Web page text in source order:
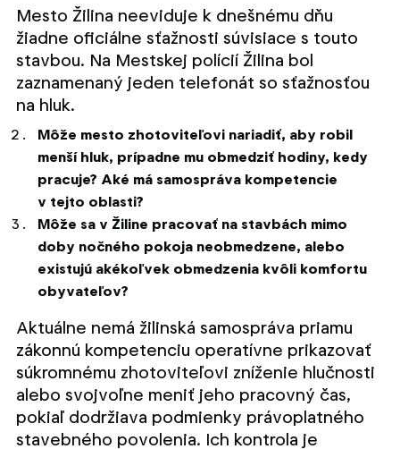
Mesto Žilina neeviduje k dnešnému dňu
žiadne oficiálne sťažnosti súvisiace s touto
stavbou. Na Mestskej polícií Žilina bol
zaznamenaný jeden telefonát so sťažnosťou
na hluk.
Môže mesto zhotoviteľovi nariadiť, aby robil
menší hluk, prípadne mu obmedziť hodiny, kedy
pracuje? Aké má samospráva kompetencie
v tejto oblasti?
Môže sa v Žiline pracovať na stavbách mimo
doby nočného pokoja neobmedzene, alebo
existujú akékoľvek obmedzenia kvôli komfortu
obyvateľov?
Aktuálne nemá žilinská samospráva priamu
zákonnú kompetenciu operatívne prikazovať
súkromnému zhotoviteľovi zníženie hlučnosti
alebo svojvoľne meniť jeho pracovný čas,
pokiaľ dodržiava podmienky právoplatného
stavebného povolenia. Ich kontrola je